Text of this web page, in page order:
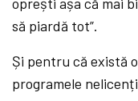
să piardă tot”.
Și pentru că există
programele